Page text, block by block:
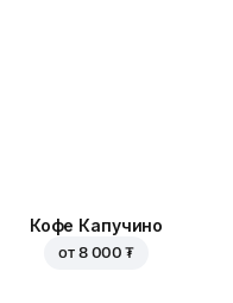
Кофе Капучино
от 8 000 ₮